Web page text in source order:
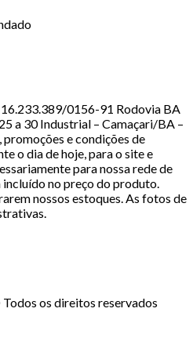
16.233.389/0156-91 Rodovia BA
a 30 Industrial – Camaçari/BA –
e condições de
o dia de hoje, para o site e
para nossa rede de
no preço do produto.
nossos estoques. As fotos de
os direitos reservados